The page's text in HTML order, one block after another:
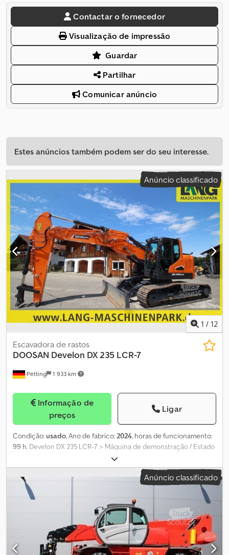
Contactar o fornecedor
Visualização de impressão
Guardar
Partilhar
Comunicar anúncio
Estes anúncios também podem ser do seu interesse.
Anúncio classificado
1 / 12
Petting 1 933 km
Escavadora de rastos
DOOSAN Develon DX 235 LCR-7
Informação de
preços
Ligar
Condição:usado, Ano de fabrico:2024, horas de funcionamento:
99 h, Develon DX 235 LCR-7 > Máquina de demonstração / Estado
como novo > Fabricante: DEVELON > Tipo: Escavadora de rastos
de raio reduzido (curto) Dwedst Hnpkspfx Abnoa > Modelo: DX
235 LCR-7 > Peso operacional > Motor Develon diesel de 6
cilindros, refrigerado a água, com 141 kW / 192 cv de potência >
Sapatas de esteira de 600 mm, com três garras > Lâmina
niveladora > Lança ajustável > Iluminação totalmente em LED >
Giroflex LED > Ar condicionado (AC) > Instalação hidráulica para
martelo e tesoura > Rádio com altifalante > Banco do operador
com suspensão pneumática, aquecido e refrigerado > Câmara
Anúncio classificado